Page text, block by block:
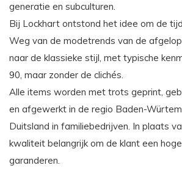
generatie en subculturen.
Bij Lockhart ontstond het idee om de
Weg van de modetrends van de
naar de klassieke stijl, met typische
90, maar zonder de clichés.
Alle items worden met trots geprint,
en afgewerkt in de regio Baden-
Duitsland in familiebedrijven. In plaats
kwaliteit belangrijk om de klant een
garanderen.